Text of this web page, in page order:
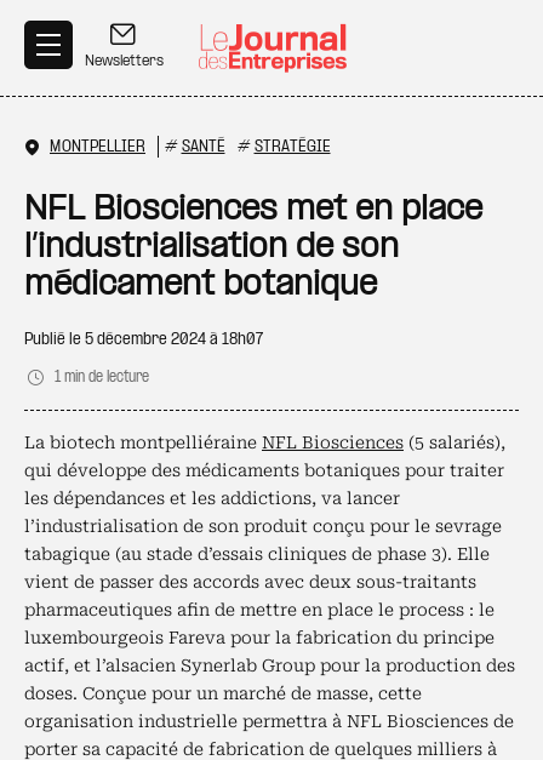
Newsletters
MONTPELLIER # SANTÉ # STRATÉGIE
NFL Biosciences met en place
l’industrialisation de son
médicament botanique
Publié le 5 décembre 2024 à 18h07
1 min de lecture
La biotech montpelliéraine NFL Biosciences (5 salariés),
qui développe des médicaments botaniques pour traiter
les dépendances et les addictions, va lancer
l’industrialisation de son produit conçu pour le sevrage
tabagique (au stade d’essais cliniques de phase 3). Elle
vient de passer des accords avec deux sous-traitants
pharmaceutiques afin de mettre en place le process : le
luxembourgeois Fareva pour la fabrication du principe
actif, et l’alsacien Synerlab Group pour la production des
doses. Conçue pour un marché de masse, cette
organisation industrielle permettra à NFL Biosciences de
porter sa capacité de fabrication de quelques milliers à